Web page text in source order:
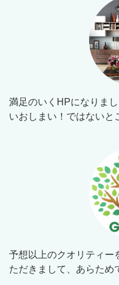
満足のいくHPになりま
いおしまい！ではないと
予想以上のクオリティー
ただきまして、あらため